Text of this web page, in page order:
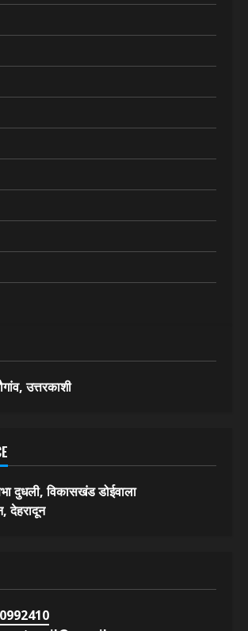
उत्तरकाशी
दुधली, विकासखंड डोईवाला
देहरादून